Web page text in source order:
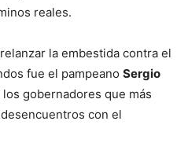
reales.
la embestida contra el
fue el pampeano Sergio
gobernadores que más
con el